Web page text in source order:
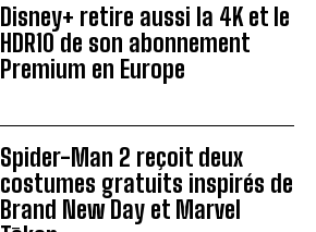
Disney+ retire aussi la 4K et le
HDR10 de son abonnement
Premium en Europe
Spider-Man 2 reçoit deux
costumes gratuits inspirés de
Brand New Day et Marvel